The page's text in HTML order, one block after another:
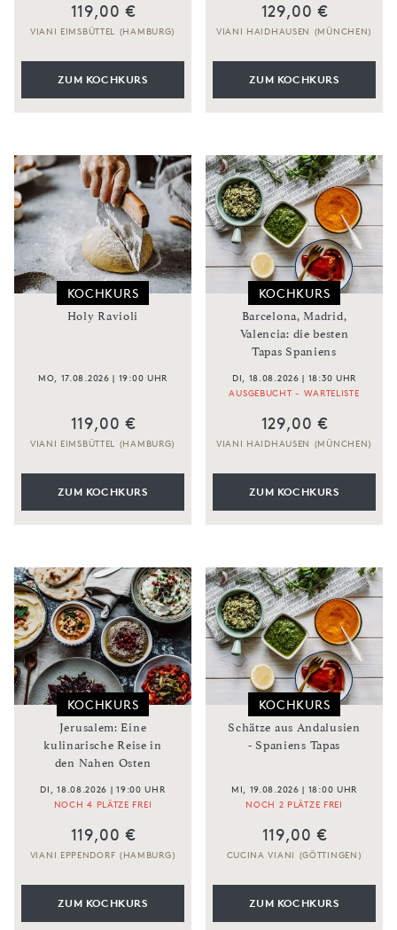
119,00 €
VIANI EIMSBÜTTEL (HAMBURG)
ZUM KOCHKURS
129,00 €
VIANI HAIDHAUSEN (MÜNCHEN)
ZUM KOCHKURS
KOCHKURS
Holy Ravioli
MO, 17.08.2026 | 19:00 UHR
119,00 €
VIANI EIMSBÜTTEL (HAMBURG)
ZUM KOCHKURS
KOCHKURS
Barcelona, Madrid,
Valencia: die besten
Tapas Spaniens
DI, 18.08.2026 | 18:30 UHR
AUSGEBUCHT - WARTELISTE
129,00 €
VIANI HAIDHAUSEN (MÜNCHEN)
ZUM KOCHKURS
KOCHKURS
Jerusalem: Eine
kulinarische Reise in
den Nahen Osten
DI, 18.08.2026 | 19:00 UHR
NOCH 4 PLÄTZE FREI
119,00 €
VIANI EPPENDORF (HAMBURG)
ZUM KOCHKURS
KOCHKURS
Schätze aus Andalusien
- Spaniens Tapas
MI, 19.08.2026 | 18:00 UHR
NOCH 2 PLÄTZE FREI
119,00 €
CUCINA VIANI (GÖTTINGEN)
ZUM KOCHKURS